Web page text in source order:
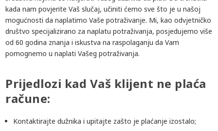
kada nam povjerite Vaš slučaj, učiniti ćemo sve što je u našoj
mogućnosti da naplatimo Vaše potraživanje. Mi, kao odvjetničko
društvo specijalizirano za naplatu potraživanja, posjedujemo više
od 60 godina znanja i iskustva na raspolaganju da Vam
pomognemo u naplati Vašeg potraživanja.
Prijedlozi kad Vaš klijent ne plaća
račune:
Kontaktirajte dužnika i upitajte zašto je plaćanje izostalo;